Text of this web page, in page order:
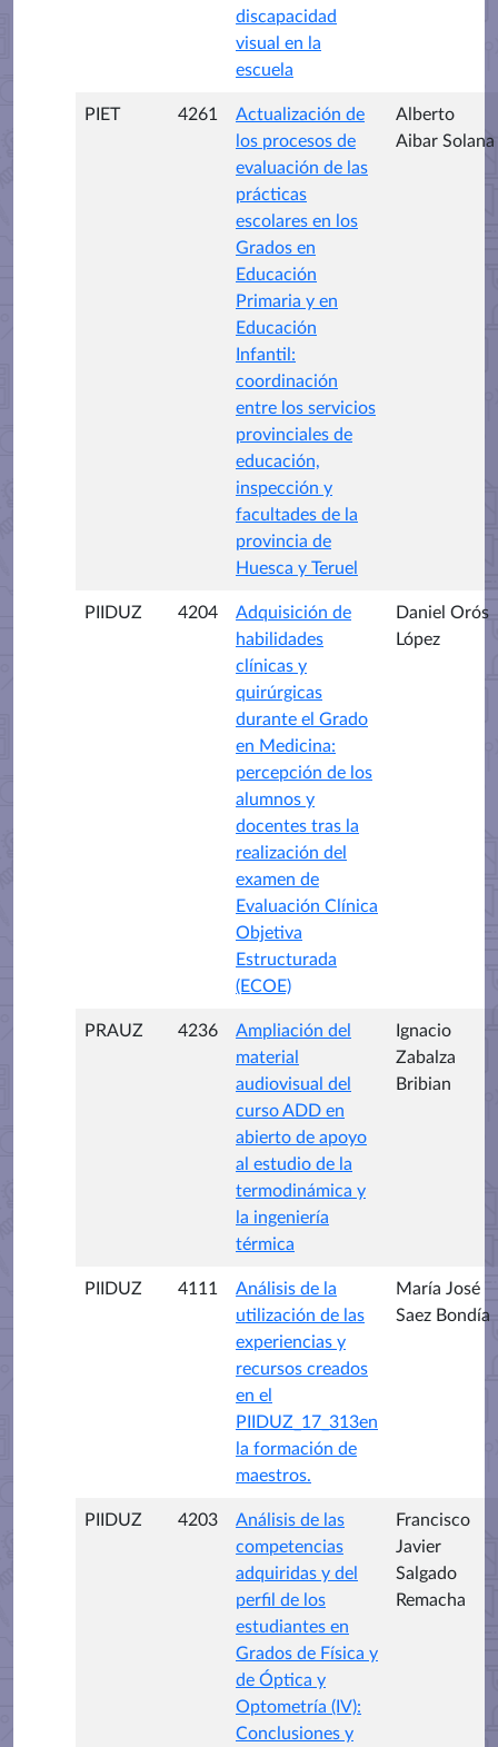
discapacidad
visual en la
escuela
PIET 4261
Actualización de
los procesos de
evaluación de las
prácticas
escolares en los
Grados en
Educación
Primaria y en
Educación
Infantil:
coordinación
entre los servicios
provinciales de
educación,
inspección y
facultades de la
provincia de
Huesca y Teruel
Alberto
Aibar Solana
PIIDUZ 4204
Adquisición de
habilidades
clínicas y
quirúrgicas
durante el Grado
en Medicina:
percepción de los
alumnos y
docentes tras la
realización del
examen de
Evaluación Clínica
Objetiva
Estructurada
(ECOE)
Daniel Orós
López
PRAUZ 4236
Ampliación del
material
audiovisual del
curso ADD en
abierto de apoyo
al estudio de la
termodinámica y
la ingeniería
térmica
Ignacio
Zabalza
Bribian
PIIDUZ 4111
Análisis de la
utilización de las
experiencias y
recursos creados
en el
PIIDUZ_17_313en
la formación de
maestros.
María José
Saez Bondía
PIIDUZ 4203
Análisis de las
competencias
adquiridas y del
perfil de los
estudiantes en
Grados de Física y
de Óptica y
Optometría (IV):
Conclusiones y
Francisco
Javier
Salgado
Remacha